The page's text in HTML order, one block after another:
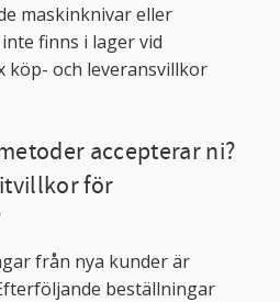
maskinknivar eller
finns i lager vid
köp- och leveransvillkor
accepterar ni?
för
från nya kunder är
beställningar